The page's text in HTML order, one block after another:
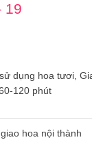
19
dụng hoa tươi,
120 phút
hoa nội thành